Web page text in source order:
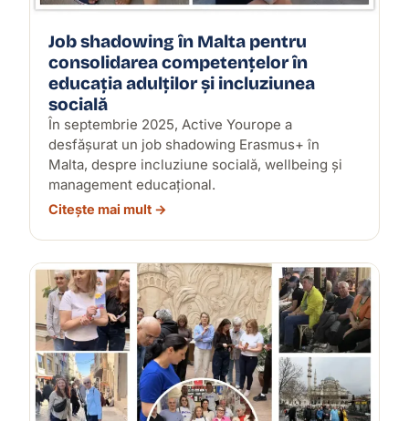
Job shadowing în Malta pentru
consolidarea competențelor în
educația adulților și incluziunea
socială
În septembrie 2025, Active Yourope a
desfășurat un job shadowing Erasmus+ în
Malta, despre incluziune socială, wellbeing și
management educațional.
Citește mai mult →